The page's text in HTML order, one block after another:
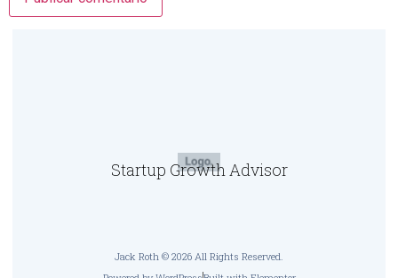
Startup Growth Advisor
Jack Roth © 2026 All Rights Reserved.